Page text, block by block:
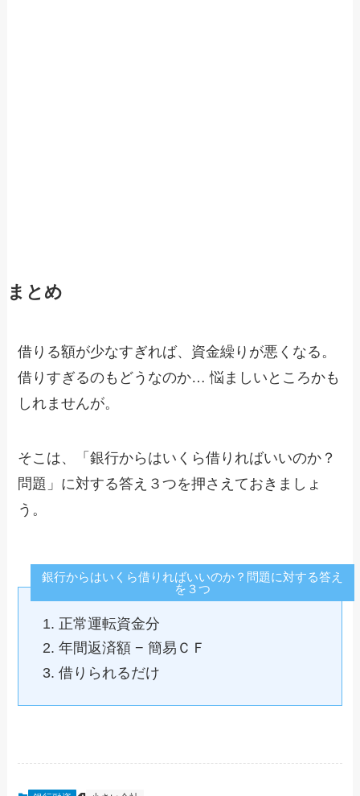
まとめ
借りる額が少なすぎれば、資金繰りが悪くなる。
借りすぎるのもどうなのか… 悩ましいところかも
しれませんが。
そこは、「銀行からはいくら借りればいいのか？
問題」に対する答え３つを押さえておきましょ
う。
銀行からはいくら借りればいいのか？問題に対する答え
を３つ
正常運転資金分
年間返済額 − 簡易ＣＦ
借りられるだけ